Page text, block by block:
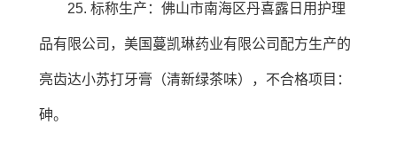
25. 标称生产：佛山市南海区丹喜露日用护理
品有限公司，美国蔓凯琳药业有限公司配方生产的
亮齿达小苏打牙膏（清新绿茶味），不合格项目：
砷。